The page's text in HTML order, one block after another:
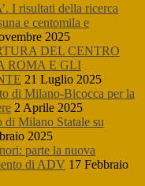
I risultati della ricerca
e centomila e
2025
DEL CENTRO
ROMA E GLI
21 Luglio 2025
di Milano-Bicocca per la
2 Aprile 2025
Milano Statale su
2025
parte la nuova
di ADV 17 Febbraio